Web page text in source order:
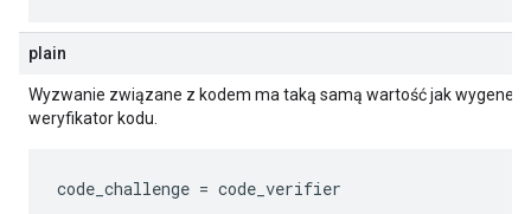
plain
Wyzwanie związane z kodem ma taką samą wartość jak
weryfikator kodu.
code_challenge = code_verifier